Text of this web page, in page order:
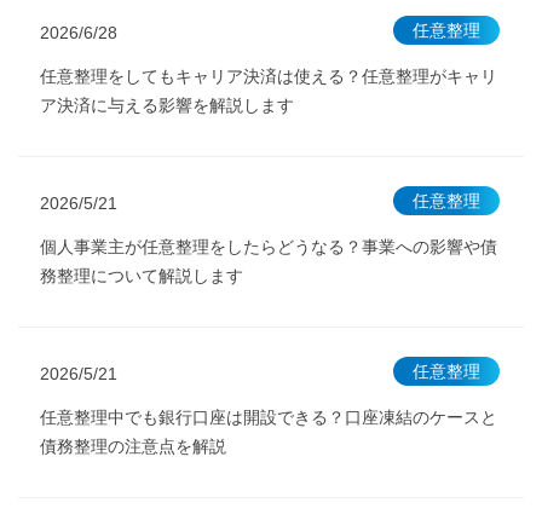
2026/6/28
任意整理をしてもキャリア決済は使える？任意整理がキャリ
ア決済に与える影響を解説します
任意整理
2026/5/21
個人事業主が任意整理をしたらどうなる？事業への影響や債
務整理について解説します
任意整理
2026/5/21
任意整理中でも銀行口座は開設できる？口座凍結のケースと
債務整理の注意点を解説
任意整理